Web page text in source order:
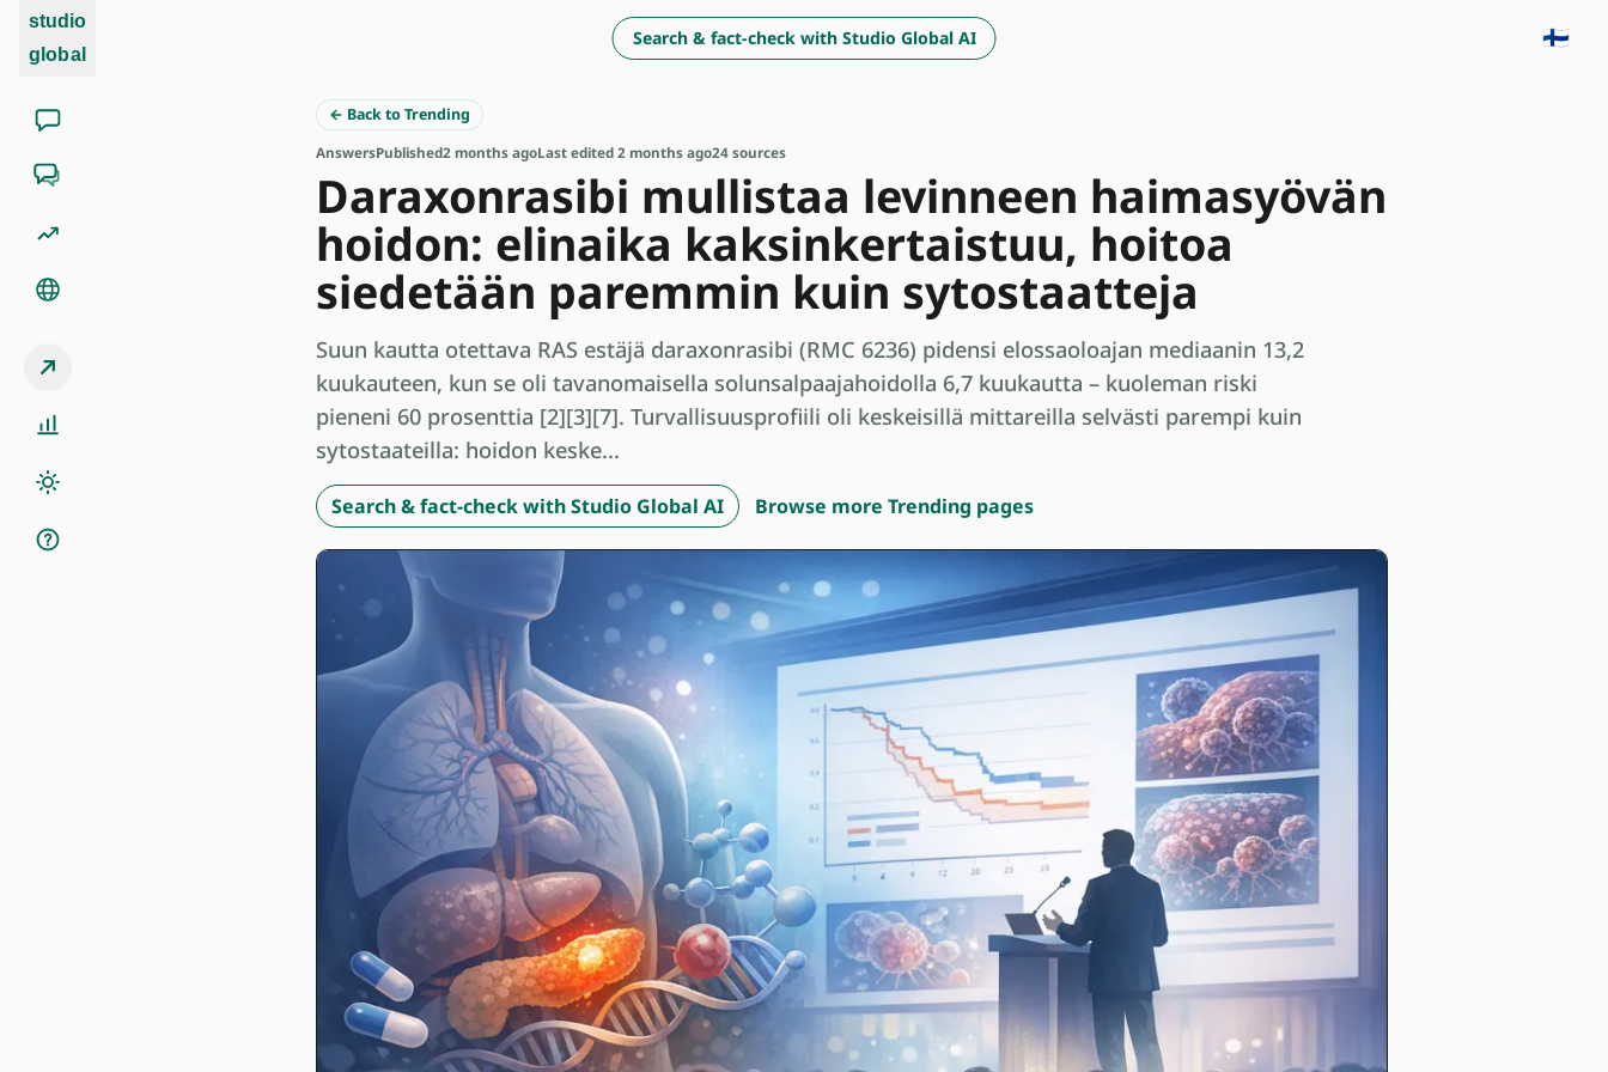
studio
global
Search & fact-check with Studio Global AI 🇫🇮
← Back to Trending
AnswersPublished2 months agoLast edited 2 months ago24 sources
Daraxonrasibi mullistaa levinneen haimasyövän
hoidon: elinaika kaksinkertaistuu, hoitoa
siedetään paremmin kuin sytostaatteja
Suun kautta otettava RAS estäjä daraxonrasibi (RMC 6236) pidensi elossaoloajan mediaanin 13,2
kuukauteen, kun se oli tavanomaisella solunsalpaajahoidolla 6,7 kuukautta – kuoleman riski
pieneni 60 prosenttia [2][3][7]. Turvallisuusprofiili oli keskeisillä mittareilla selvästi parempi kuin
sytostaateilla: hoidon keske...
Search & fact-check with Studio Global AI Browse more Trending pages